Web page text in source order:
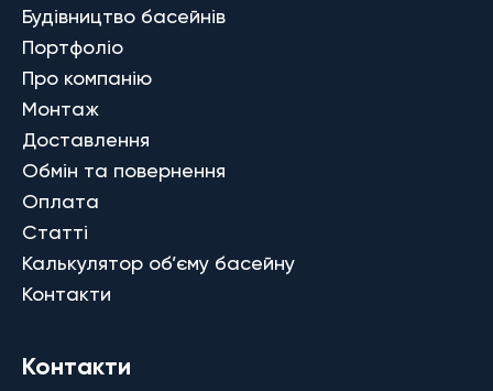
Будівництво басейнів
Портфоліо
Про компанію
Монтаж
Доставлення
Обмін та повернення
Оплата
Статті
Калькулятор об’єму басейну
Контакти
Контакти